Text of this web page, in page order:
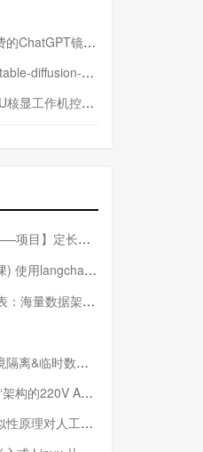
址(亲测有效-4月25日更新)
webui搭建AI作画平台
作机控制预算5000
长内存池——开胃小菜
的embedding models
架构的终极解决方案】
库（pytest+SQLite）
20V DC 300W高效电源设计
处理深层语义分析的影响与启示